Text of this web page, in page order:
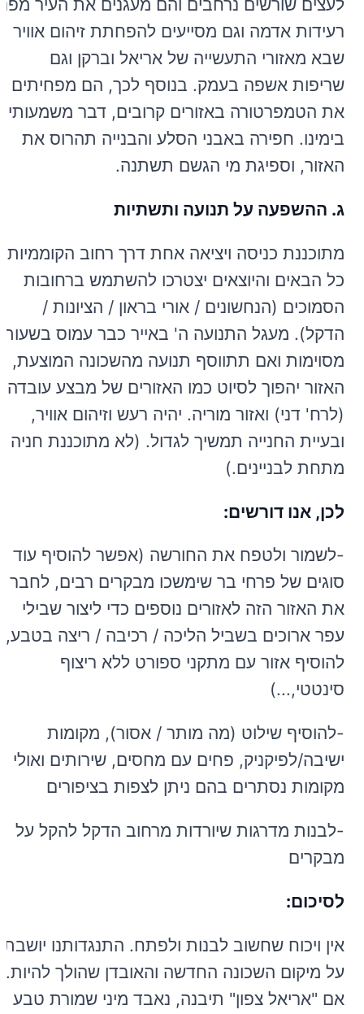
לעצים שורשים נרחבים והם מעגנים את העיר
רעידות אדמה וגם מסייעים להפחתת זיהום אוויר
שבא מאזורי התעשייה של אריאל וברקן וגם
שריפות אשפה בעמק. בנוסף לכך, הם מפחיתים
את הטמפרטורה באזורים קרובים, דבר משמעותי
בימינו. חפירה באבני הסלע והבנייה תהרוס את
האזור, וספיגת מי הגשם תשתנה.
ג. ההשפעה על תנועה ותשתיות
מתוכננת כניסה ויציאה אחת דרך רחוב הקוממיות.
כל הבאים והיוצאים יצטרכו להשתמש ברחובות
הסמוכים (הנחשונים / אורי בראון / הציונות /
הדקל). מעגל התנועה ה' באייר כבר עמוס בשעות
מסוימות ואם תתווסף תנועה מהשכונה המוצעת,
האזור יהפוך לסיוט כמו האזורים של מבצע עובדה
(לרח' דני) ואזור מוריה. יהיה רעש וזיהום אוויר,
ובעיית החנייה תמשיך לגדול. (לא מתוכננת חניה
מתחת לבניינים.)
לכן, אנו דורשים:
-לשמור ולטפח את החורשה (אפשר להוסיף עוד
סוגים של פרחי בר שימשכו מבקרים רבים, לחבר
את האזור הזה לאזורים נוספים כדי ליצור שבילי
עפר ארוכים בשביל הליכה / רכיבה / ריצה בטבע,
להוסיף אזור עם מתקני ספורט ללא ריצוף
סינטטי,...)
-להוסיף שילוט (מה מותר / אסור), מקומות
ישיבה/לפיקניק, פחים עם מחסים, שירותים ואולי
מקומות נסתרים בהם ניתן לצפות בציפורים
-לבנות מדרגות שיורדות מרחוב הדקל להקל על
מבקרים
לסיכום:
אין ויכוח שחשוב לבנות ולפתח. התנגדותנו יושבת
על מיקום השכונה החדשה והאובדן שהולך להיות.
אם "אריאל צפון" תיבנה, נאבד מיני שמורת טבע